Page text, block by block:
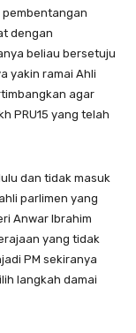
dengan
beliau bersetuju
yakin ramai Ahli
agar
PRU15 yang telah
dan tidak masuk
parlimen yang
Anwar Ibrahim
yang tidak
PM sekiranya
langkah damai